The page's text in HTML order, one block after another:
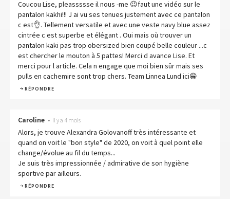
Coucou Lise, pleassssse il nous -me 😉faut une vidéo sur le
pantalon kakhi!!! J ai vu ses tenues justement avec ce pantalon
c est👌. Tellement versatile et avec une veste navy blue assez
cintrée c est superbe et élégant . Oui mais où trouver un
pantalon kaki pas trop obersized bien coupé belle couleur ...c
est chercher le mouton à 5 pattes! Merci d avance Lise. Et
merci pour l article. Cela n engage que moi bien sûr mais ses
pulls en cachemire sont trop chers. Team Linnea Lund ici😁
RÉPONDRE
Caroline • Il y a 4 mois
Alors, je trouve Alexandra Golovanoff très intéressante et
quand on voit le "bon style" de 2020, on voit à quel point elle
change/évolue au fil du temps...
Je suis très impressionnée / admirative de son hygiène
sportive par ailleurs.
RÉPONDRE